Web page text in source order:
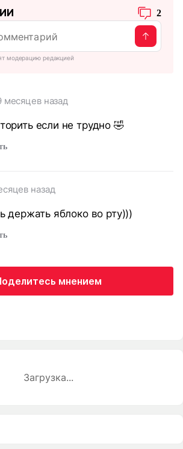
2
модерацию редакцией
месяцев назад
если не трудно 🤣
назад
держать яблоко во рту)))
мнением
Загрузка...